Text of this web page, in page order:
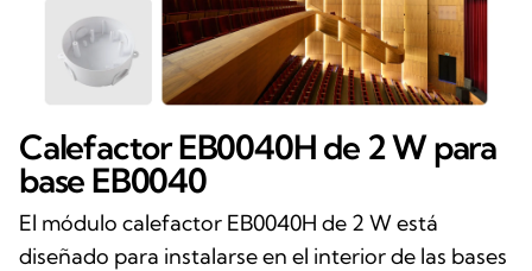
Calefactor EB0040H de 2 W para
base EB0040
El módulo calefactor EB0040H de 2 W está
diseñado para instalarse en el interior de las bases